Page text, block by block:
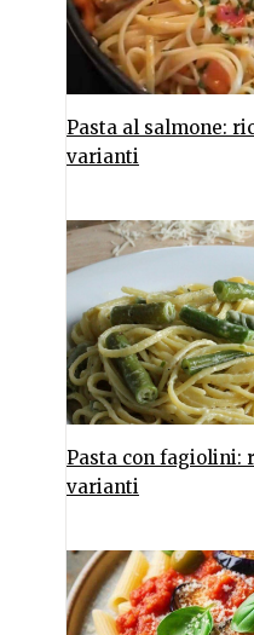
Pasta al salmone:
varianti
Pasta con fagiolini:
varianti